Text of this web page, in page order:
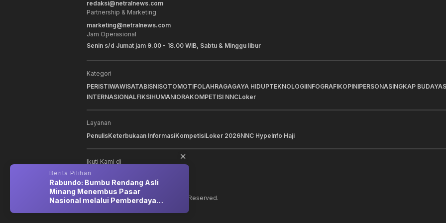
redaksi@netralnews.com
Partnership & Marketing
marketing@netralnews.com
Jam Operasional
Senin s/d Jumat jam 9.00 - 18.00 WIB, Sabtu & Minggu libur
Kategori
PERISTIWAWISATABISNISOTOMOTIFOLAHRAGAGAYA HIDUPTEKNOLOGIINFOGRAFIKOPINIPERSONASINGKAP BUDAYA
INTERNASIONALFIKSIHUMANIORAKOMPETISI NNCLoker
Layanan
PenulisKeterbukaan InformasiKompetisiLoker 2026NNC HypeInfo Haji
Ikuti Kami di
©2026 NNC Netralnews . All Rights Reserved.
Berita Pilihan
Rabundo: Bumbu Rendang Asli
Minang Menembus Pasar
Nasional melalui Pemberdayaan